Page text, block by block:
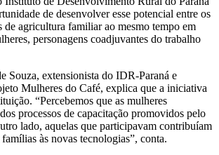
de desenvolver esse potencial entre os
de agricultura familiar ao mesmo tempo em
personagens coadjuvantes do trabalho
Souza, extensionista do IDR-Paraná e
Mulheres do Café, explica que a iniciativa
“Percebemos que as mulheres
processos de capacitação promovidos pelo
lado, aquelas que participavam contribuíam
às novas tecnologias”, conta.